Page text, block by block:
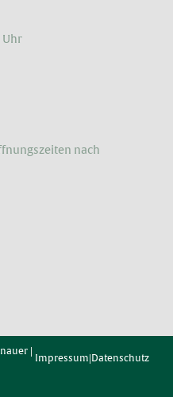
Uhr
nach
|
Impressum Datenschutz